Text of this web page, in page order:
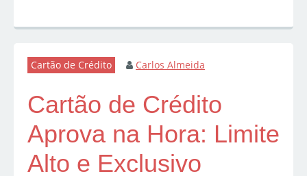
Cartão de Crédito Carlos Almeida
Cartão de Crédito
Aprova na Hora: Limite
Alto e Exclusivo